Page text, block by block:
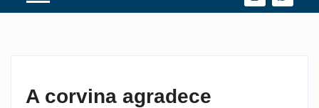
A corvina agradece